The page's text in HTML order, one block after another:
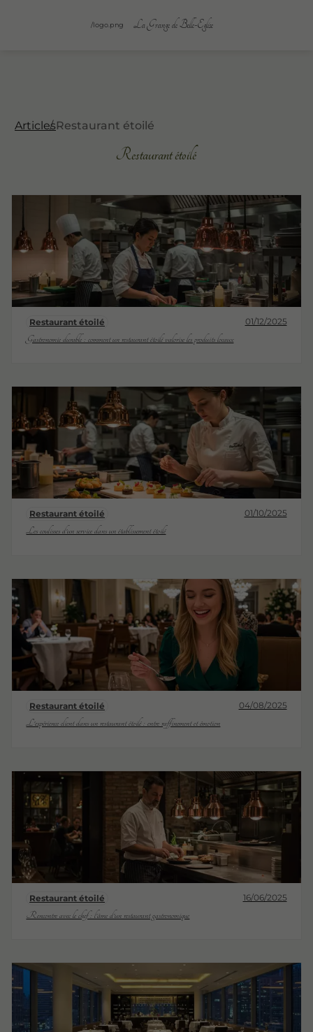
/logo.png La Grange de Belle-Eglise
ArticlesRestaurant étoilé
Restaurant étoilé
Restaurant étoilé 01/12/2025
Gastronomie durable : comment un restaurant étoilé valorise les produits locaux
Restaurant étoilé 01/10/2025
Les coulisses d'un service dans un établissement étoilé
Restaurant étoilé 04/08/2025
L'expérience client dans un restaurant étoilé : entre raffinement et émotion
Restaurant étoilé 16/06/2025
Rencontre avec le chef : l'âme d'un restaurant gastronomique